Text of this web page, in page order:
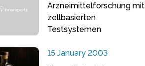
Arzneimittelforschung mit
zellbasierten
Testsystemen
15 January 2003